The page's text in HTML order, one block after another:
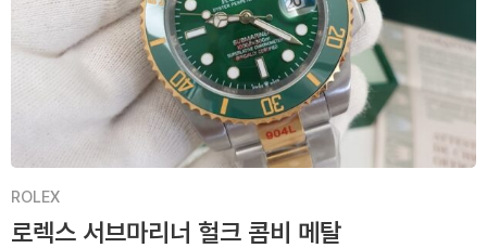
ROLEX
로렉스 서브마리너 헐크 콤비 메탈